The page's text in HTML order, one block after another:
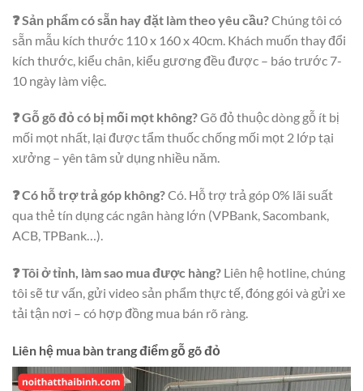
❓ Sản phẩm có sẵn hay đặt làm theo yêu cầu?Chúng tôi có
sẵn mẫu kích thước 110 x 160 x 40cm. Khách muốn thay đổi
kích thước, kiểu chân, kiểu gương đều được – báo trước 7-
10 ngày làm việc.
❓ Gỗ gõ đỏ có bị mối mọt không?Gõ đỏ thuộc dòng gỗ ít bị
mối mọt nhất, lại được tẩm thuốc chống mối mọt 2 lớp tại
xưởng – yên tâm sử dụng nhiều năm.
❓ Có hỗ trợ trả góp không?Có. Hỗ trợ trả góp 0% lãi suất
qua thẻ tín dụng các ngân hàng lớn (VPBank, Sacombank,
ACB, TPBank…).
❓ Tôi ở tỉnh, làm sao mua được hàng? Liên hệ hotline, chúng
tôi sẽ tư vấn, gửi video sản phẩm thực tế, đóng gói và gửi xe
tải tận nơi – có hợp đồng mua bán rõ ràng.
Liên hệ mua bàn trang điểm gỗ gõ đỏ